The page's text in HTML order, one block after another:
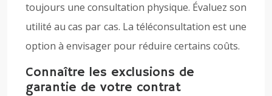
toujours une consultation physique. Évaluez son
utilité au cas par cas. La téléconsultation est une
option à envisager pour réduire certains coûts.
Connaître les exclusions de
garantie de votre contrat